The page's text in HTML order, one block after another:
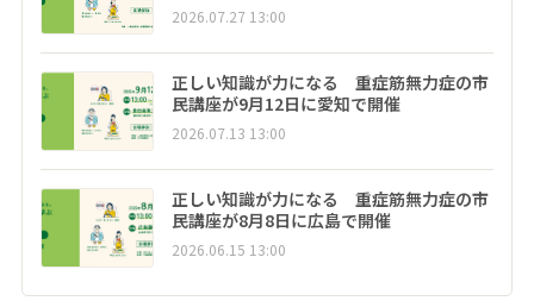
2026.07.27 13:00
正しい知識が力になる 重症筋無力症の市
民講座が9月12日に愛知で開催
2026.07.13 13:00
正しい知識が力になる 重症筋無力症の市
民講座が8月8日に広島で開催
2026.06.15 13:00